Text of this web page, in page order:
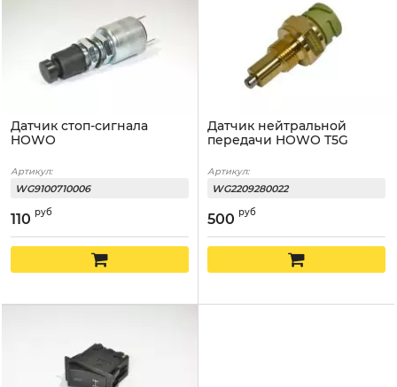
Датчик стоп-сигнала
HOWO
Артикул:
WG9100710006
110 руб
Датчик нейтральной
передачи HOWO T5G
Артикул:
WG2209280022
500 руб